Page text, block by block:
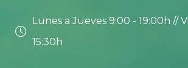
Lunes a Jueves 9:00 - 19:00h //
15:30h